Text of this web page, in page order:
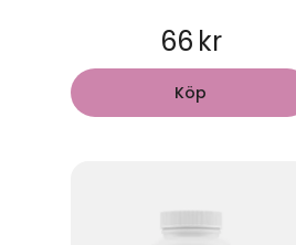
66 kr
Köp